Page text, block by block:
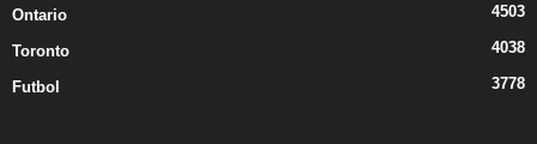
Ontario 4503
Toronto 4038
Futbol 3778